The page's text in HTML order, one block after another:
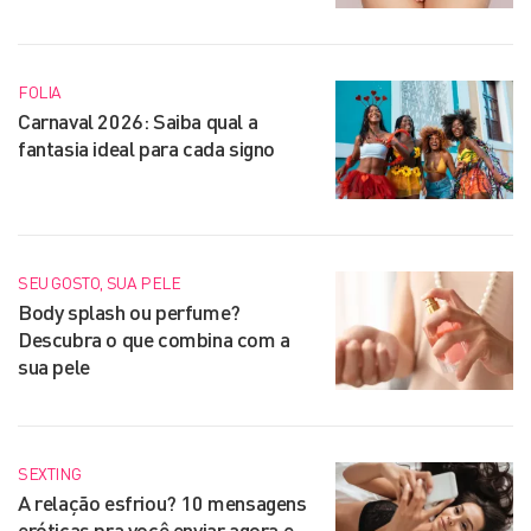
FOLIA
Carnaval 2026: Saiba qual a
fantasia ideal para cada signo
SEU GOSTO, SUA PELE
Body splash ou perfume?
Descubra o que combina com a
sua pele
SEXTING
A relação esfriou? 10 mensagens